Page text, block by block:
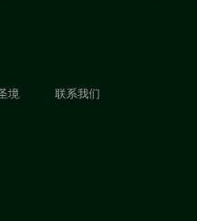
境 联系我们